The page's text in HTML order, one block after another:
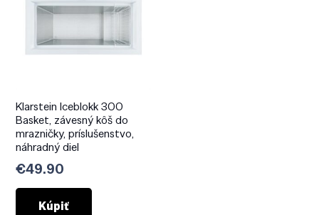
Klarstein Iceblokk 300
Basket, závesný kôš do
mrazničky, príslušenstvo,
náhradný diel
€49.90
Kúpiť